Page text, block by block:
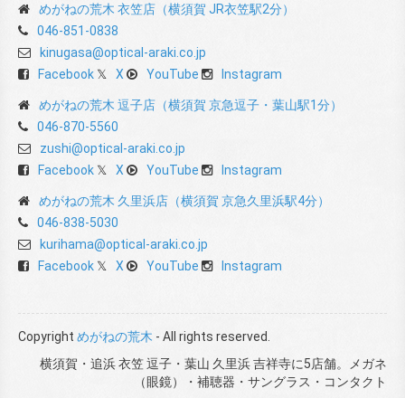
めがねの荒木 衣笠店（横須賀 JR衣笠駅2分）
046-851-0838
kinugasa@optical-araki.co.jp
Facebook
X YouTube Instagram
めがねの荒木 逗子店（横須賀 京急逗子・葉山駅1分）
046-870-5560
zushi@optical-araki.co.jp
Facebook
X YouTube Instagram
めがねの荒木 久里浜店（横須賀 京急久里浜駅4分）
046-838-5030
kurihama@optical-araki.co.jp
Facebook
X YouTube Instagram
Copyright めがねの荒木 - All rights reserved.
横須賀・追浜 衣笠 逗子・葉山 久里浜 吉祥寺に5店舗。メガネ
（眼鏡）・補聴器・サングラス・コンタクト